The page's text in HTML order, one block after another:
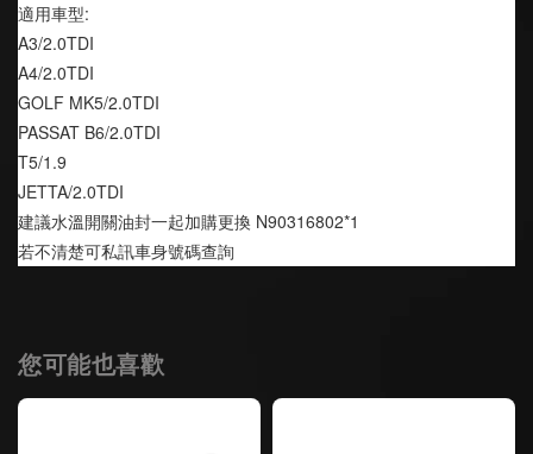
適用車型:
A3/2.0TDI
A4/2.0TDI
GOLF MK5/2.0TDI
PASSAT B6/2.0TDI
T5/1.9
JETTA/2.0TDI
建議水溫開關油封一起加購更換 N90316802*1
若不清楚可私訊車身號碼查詢
您可能也喜歡